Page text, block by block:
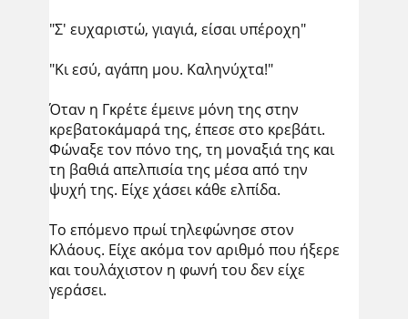
"Σ' ευχαριστώ, γιαγιά, είσαι υπέροχη"
"Κι εσύ, αγάπη μου. Καληνύχτα!"
Όταν η Γκρέτε έμεινε μόνη της στην
κρεβατοκάμαρά της, έπεσε στο κρεβάτι.
Φώναξε τον πόνο της, τη μοναξιά της και
τη βαθιά απελπισία της μέσα από την
ψυχή της. Είχε χάσει κάθε ελπίδα.
Το επόμενο πρωί τηλεφώνησε στον
Κλάους. Είχε ακόμα τον αριθμό που ήξερε
και τουλάχιστον η φωνή του δεν είχε
γεράσει.